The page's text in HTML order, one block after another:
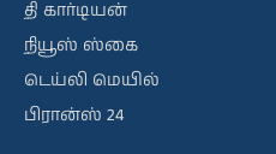
தி கார்டியன்
நியூஸ் ஸ்கை
டெய்லி மெயில்
பிரான்ஸ் 24